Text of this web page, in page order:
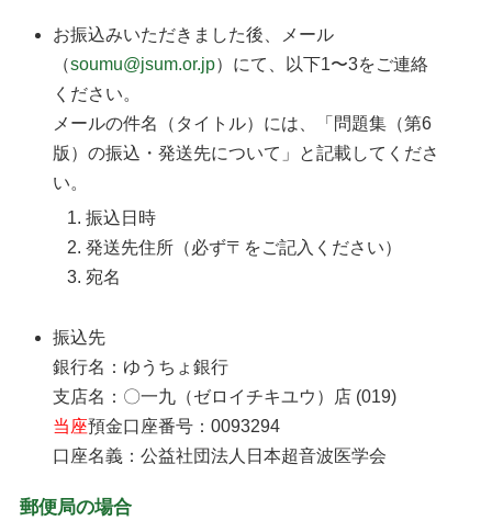
お振込みいただきました後、メール
（soumu@jsum.or.jp）にて、以下1〜3をご連絡
ください。
メールの件名（タイトル）には、「問題集（第6
版）の振込・発送先について」と記載してくださ
い。
振込日時
発送先住所（必ず〒をご記入ください）
宛名
振込先
銀行名：ゆうちょ銀行
支店名：〇一九（ゼロイチキユウ）店 (019)
当座預金口座番号：0093294
口座名義：公益社団法人日本超音波医学会
郵便局の場合